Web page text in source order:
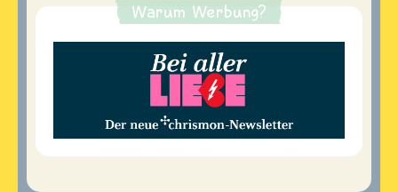
Warum Werbung?